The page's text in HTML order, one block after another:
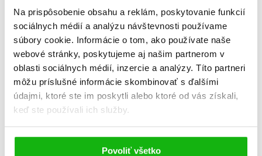
Na prispôsobenie obsahu a reklám, poskytovanie funkcií
sociálnych médií a analýzu návštevnosti používame
súbory cookie. Informácie o tom, ako používate naše
webové stránky, poskytujeme aj našim partnerom v
oblasti sociálnych médií, inzercie a analýzy. Títo partneri
môžu príslušné informácie skombinovať s ďalšími
údajmi, ktoré ste im poskytli alebo ktoré od vás získali,
keď ste používali ich služby.
Povoliť všetko
Žáner výtvarné aktivity
Počet strán 68
K stiahnutiu Ukážka.pdf
Dátum vydania 3.10.2025
Formát 163x226 mm
slovenčina